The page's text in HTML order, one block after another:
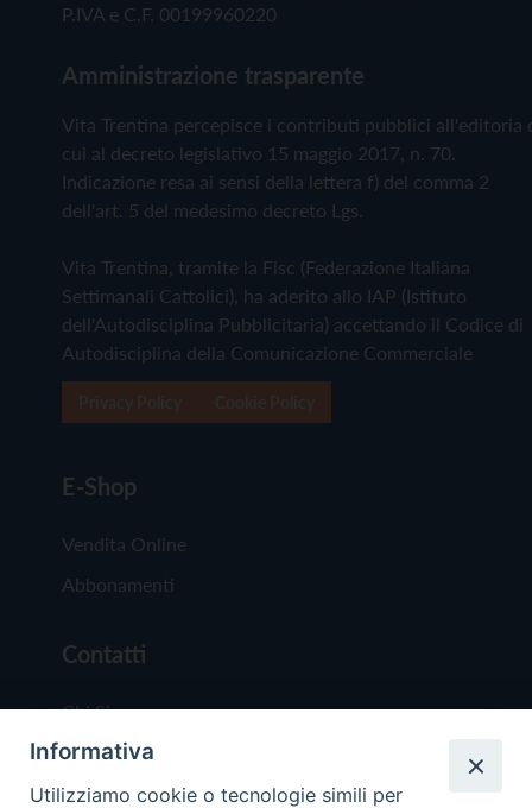
P.IVA e C.F. 00199960220
Amministrazione trasparente
Vita Trentina percepisce i contributi pubblici all'editoria
cui al decreto legislativo 15 maggio 2017, n. 70.
Indicazione resa ai sensi della lettera f) del comma 2
dell'art. 5 del medesimo decreto Lgs.
Vita Trentina, tramite la Fisc (Federazione Italiana
Settimanali Cattolici), ha aderito allo IAP (Istituto
dell'Autodisciplina Pubblicitaria) accettando il Codice di
Autodisciplina della Comunicazione Commerciale
E-Shop
Vendita Online
Abbonamenti
Contatti
Chi Siamo
Redazione
Scrivici
Informativa
Utilizziamo cookie o tecnologie simili per